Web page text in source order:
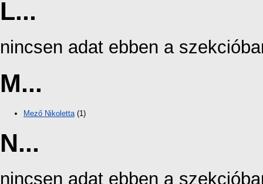
L...
nincsen adat ebben a
M...
Mező Nikoletta (1)
N...
nincsen adat ebben a